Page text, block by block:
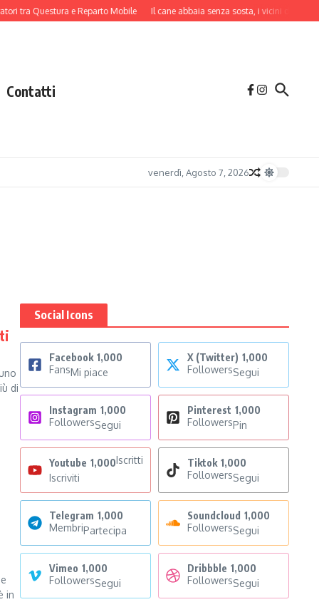
e Reparto Mobile Il cane abbaia senza sosta, i vicini danno
Contatti
venerdì, Agosto 7, 2026
di
in
Social Icons
Facebook 1,000
FansMi piace
X (Twitter) 1,000
FollowersSegui
Instagram 1,000
FollowersSegui
Pinterest 1,000
FollowersPin
Youtube 1,000Iscritti
Iscriviti
Tiktok 1,000
FollowersSegui
Telegram 1,000
MembriPartecipa
Soundcloud 1,000
FollowersSegui
Vimeo 1,000
FollowersSegui
Dribbble 1,000
FollowersSegui